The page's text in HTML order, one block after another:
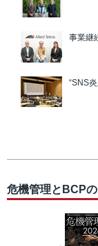
事業継
“SNS
危機管理とBCP